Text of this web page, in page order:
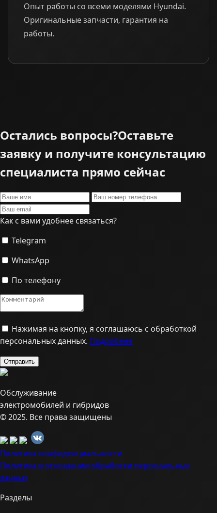
Опыт работы со всеми моделями Hyundai.
Оригинальные запчасти, гарантия на
работы.
Остались вопросы?Оставьте
заявку и получите консультацию
специалиста прямо сейчас
Как с вами удобнее связаться?
Telegram
WhatsApp
По телефону
Нажимая на кнопку, я соглашаюсь с обработкой
персональных данных. Подробнее
Обслуживание
электромобилей и гибридов
© 2025. Все права защищены
Политика конфиденциальности
Политика в отношении обработки персональных
данных
Разделы